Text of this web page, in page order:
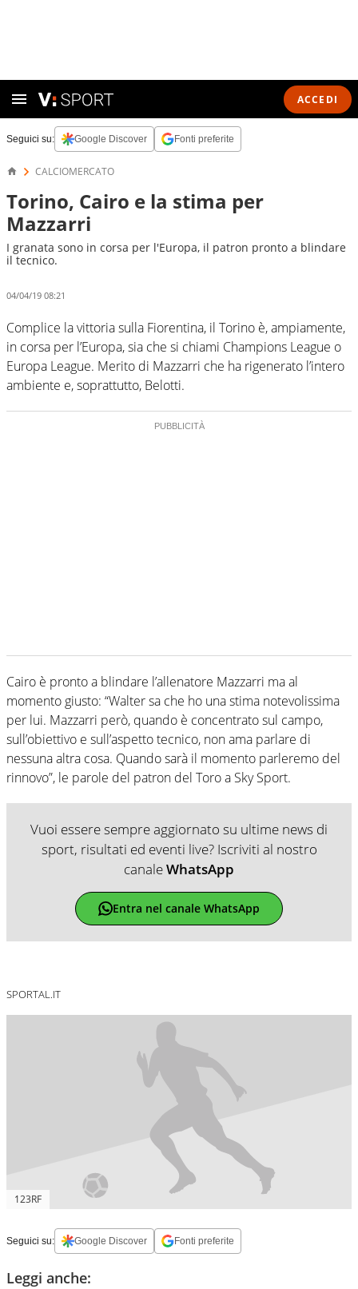
ACCEDI
Seguici su: Google Discover Fonti preferite
CALCIOMERCATO
Torino, Cairo e la stima per
Mazzarri
I granata sono in corsa per l'Europa, il patron pronto a blindare
il tecnico.
04/04/19 08:21
Complice la vittoria sulla Fiorentina, il Torino è, ampiamente,
in corsa per l’Europa, sia che si chiami Champions League o
Europa League. Merito di Mazzarri che ha rigenerato l’intero
ambiente e, soprattutto, Belotti.
Cairo è pronto a blindare l’allenatore Mazzarri ma al
momento giusto: “Walter sa che ho una stima notevolissima
per lui. Mazzarri però, quando è concentrato sul campo,
sull’obiettivo e sull’aspetto tecnico, non ama parlare di
nessuna altra cosa. Quando sarà il momento parleremo del
rinnovo”, le parole del patron del Toro a Sky Sport.
Vuoi essere sempre aggiornato su ultime news di
sport, risultati ed eventi live? Iscriviti al nostro
canaleWhatsApp
Entra nel canale WhatsApp
SPORTAL.IT
123RF
Seguici su: Google Discover Fonti preferite
Leggi anche: